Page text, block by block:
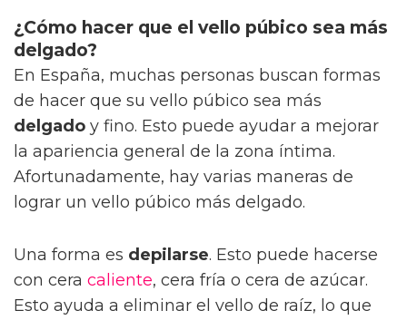
¿Cómo hacer que el vello púbico sea más
delgado?
En España, muchas personas buscan formas
de hacer que su vello púbico sea más
delgado y fino. Esto puede ayudar a mejorar
la apariencia general de la zona íntima.
Afortunadamente, hay varias maneras de
lograr un vello púbico más delgado.
Una forma es depilarse. Esto puede hacerse
con cera caliente, cera fría o cera de azúcar.
Esto ayuda a eliminar el vello de raíz, lo que